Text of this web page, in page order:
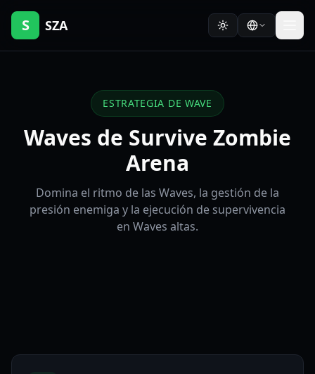
S SZA
ESTRATEGIA DE WAVE
Waves de Survive Zombie
Arena
Domina el ritmo de las Waves, la gestión de la
presión enemiga y la ejecución de supervivencia
en Waves altas.